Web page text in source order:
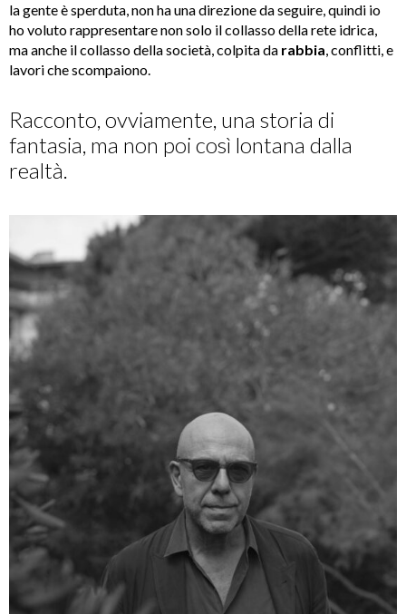
la gente è sperduta, non ha una direzione da seguire, quindi io
ho voluto rappresentare non solo il collasso della rete idrica,
ma anche il collasso della società, colpita da rabbia, conflitti, e
lavori che scompaiono.
Racconto, ovviamente, una storia di
fantasia, ma non poi così lontana dalla
realtà.